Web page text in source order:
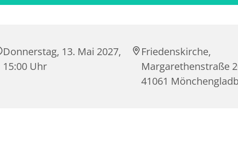
Donnerstag, 13. Mai 2027,
15:00 Uhr
Friedenskirche,
Margarethenstraße
41061